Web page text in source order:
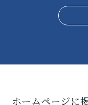
ホームページに